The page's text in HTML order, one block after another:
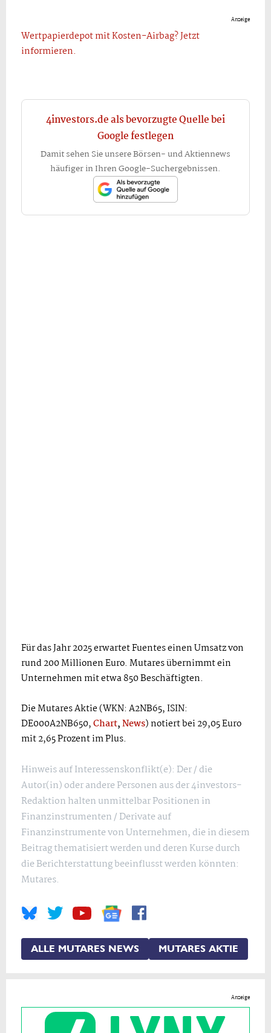
Anzeige
Wertpapierdepot mit Kosten-Airbag? Jetzt
informieren.
4investors.de als bevorzugte Quelle bei
Google festlegen
Damit sehen Sie unsere Börsen- und Aktiennews
häufiger in Ihren Google-Suchergebnissen.
Für das Jahr 2025 erwartet Fuentes einen Umsatz von
rund 200 Millionen Euro. Mutares übernimmt ein
Unternehmen mit etwa 850 Beschäftigten.
Die Mutares Aktie (WKN: A2NB65, ISIN:
DE000A2NB650,Chart,News) notiert bei 29,05 Euro
mit 2,65 Prozent im Plus.
Hinweis auf Interessenskonflikt(e): Der / die
Autor(in) oder andere Personen aus der 4investors-
Redaktion halten unmittelbar Positionen in
Finanzinstrumenten / Derivate auf
Finanzinstrumente von Unternehmen, die in diesem
Beitrag thematisiert werden und deren Kurse durch
die Berichterstattung beeinflusst werden könnten:
Mutares.
ALLE MUTARES NEWS MUTARES AKTIE
Anzeige